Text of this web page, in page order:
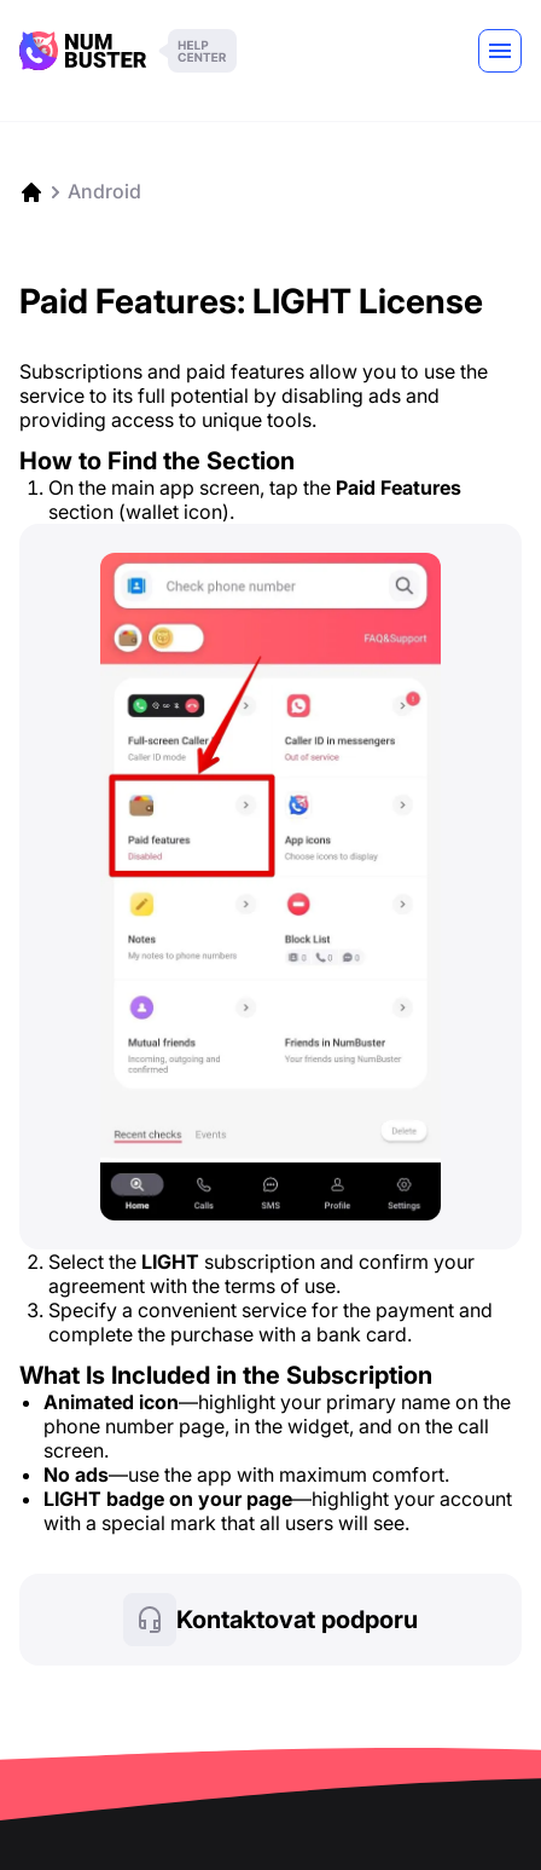
Android
Paid Features: LIGHT License
Subscriptions and paid features allow you to use the
service to its full potential by disabling ads and
providing access to unique tools.
How to Find the Section
On the main app screen, tap the Paid Features
section (wallet icon).
Select the LIGHT subscription and confirm your
agreement with the terms of use.
Specify a convenient service for the payment and
complete the purchase with a bank card.
What Is Included in the Subscription
Animated icon—highlight your primary name on the
phone number page, in the widget, and on the call
screen.
No ads—use the app with maximum comfort.
LIGHT badge on your page—highlight your account
with a special mark that all users will see.
Kontaktovat podporu